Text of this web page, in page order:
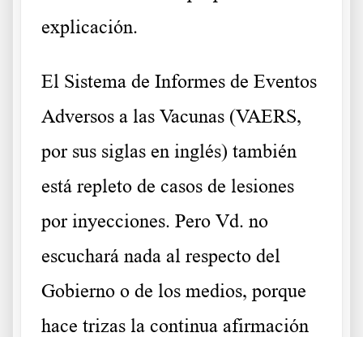
explicación.
El Sistema de Informes de Eventos
Adversos a las Vacunas (VAERS,
por sus siglas en inglés) también
está repleto de casos de lesiones
por inyecciones. Pero Vd. no
escuchará nada al respecto del
Gobierno o de los medios, porque
hace trizas la continua afirmación